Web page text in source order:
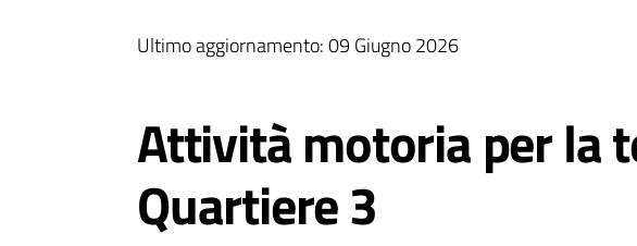
Ultimo aggiornamento:09 Giugno 2026
Attività motoria per la
Quartiere 3